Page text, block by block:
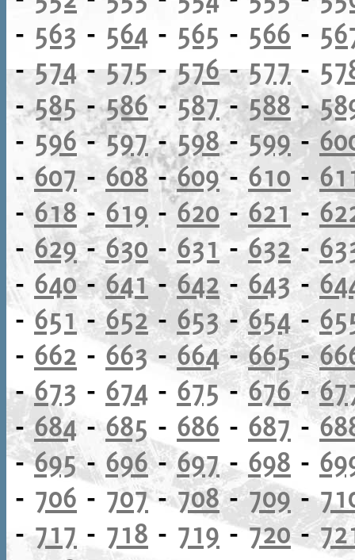
- 563 - 564 - 565 - 566 -
-574 -575-576-577-
-585-586-587-588-
- 596-597-598-599-
- 607 - 608-609- 610 -
- 618 -619 -620 - 621 -
- 629-630 -631-632 -
- 640-641-642- 643 -
- 651 -652- 653-654-
- 662 - 663-664-665-
-673 - 674 - 675-676-
-684-685 - 686 - 687 -
-695- 696-697- 698 -
- 706 - 707-708-709-
-717 - 718 - 719-720-